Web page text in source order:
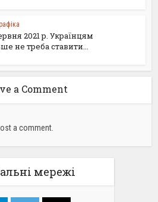
2021 р. Українцям
не треба ставити...
a Comment
a comment.
мережі